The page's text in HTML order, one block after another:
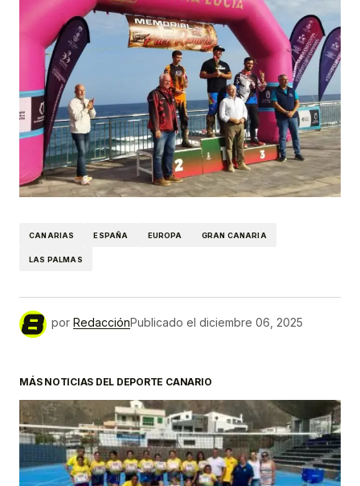
CANARIAS ESPAÑA EUROPA GRAN CANARIA
LAS PALMAS
por RedacciónPublicado el diciembre 06, 2025
MÁS NOTICIAS DEL DEPORTE CANARIO